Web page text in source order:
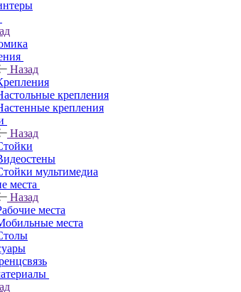
Назад
крепления
крепления
Назад
мультимедиа
места
Назад
места
места